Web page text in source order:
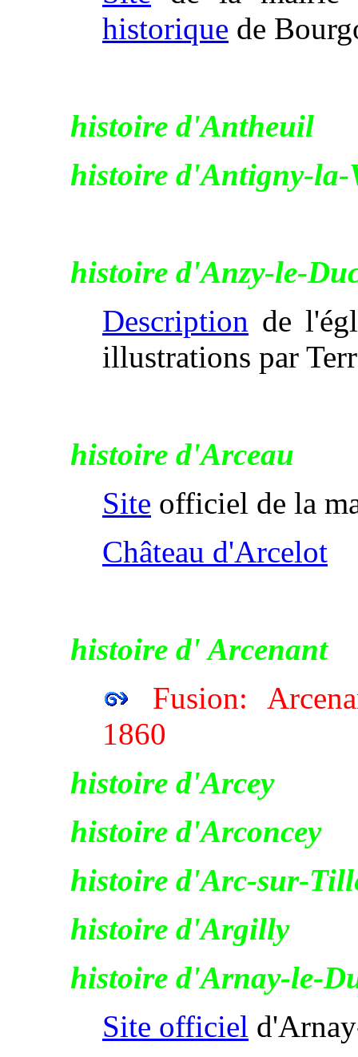
historique de
histoire d'Antheuil
histoire d'Antigny-la-
histoire d'Anzy-le-
Description de
illustrations par
histoire d'Arceau
Site officiel de la
Château d'Arcelot
histoire d' Arcenant
Fusion:
1860
histoire d'Arcey
histoire d'Arconcey
histoire d'Arc-sur-
histoire d'Argilly
histoire d'Arnay-le-
Site officiel